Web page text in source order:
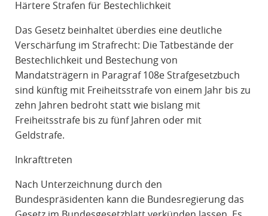
Härtere Strafen für Bestechlichkeit
Das Gesetz beinhaltet überdies eine deutliche
Verschärfung im Strafrecht: Die Tatbestände der
Bestechlichkeit und Bestechung von
Mandatsträgern in Paragraf 108e Strafgesetzbuch
sind künftig mit Freiheitsstrafe von einem Jahr bis zu
zehn Jahren bedroht statt wie bislang mit
Freiheitsstrafe bis zu fünf Jahren oder mit
Geldstrafe.
Inkrafttreten
Nach Unterzeichnung durch den
Bundespräsidenten kann die Bundesregierung das